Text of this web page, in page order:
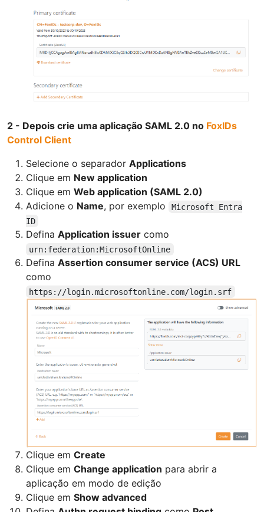
2 - Depois crie uma aplicação SAML 2.0 no FoxIDs
Control Client
Selecione o separador Applications
Clique em New application
Clique em Web application (SAML 2.0)
Adicione o Name, por exemplo
Microsoft Entra
ID
Defina Application issuer como
urn:federation:MicrosoftOnline
Defina Assertion consumer service (ACS) URL
como
https://login.microsoftonline.com/login.srf
Clique em Create
Clique em Change application para abrir a
aplicação em modo de edição
Clique em Show advanced